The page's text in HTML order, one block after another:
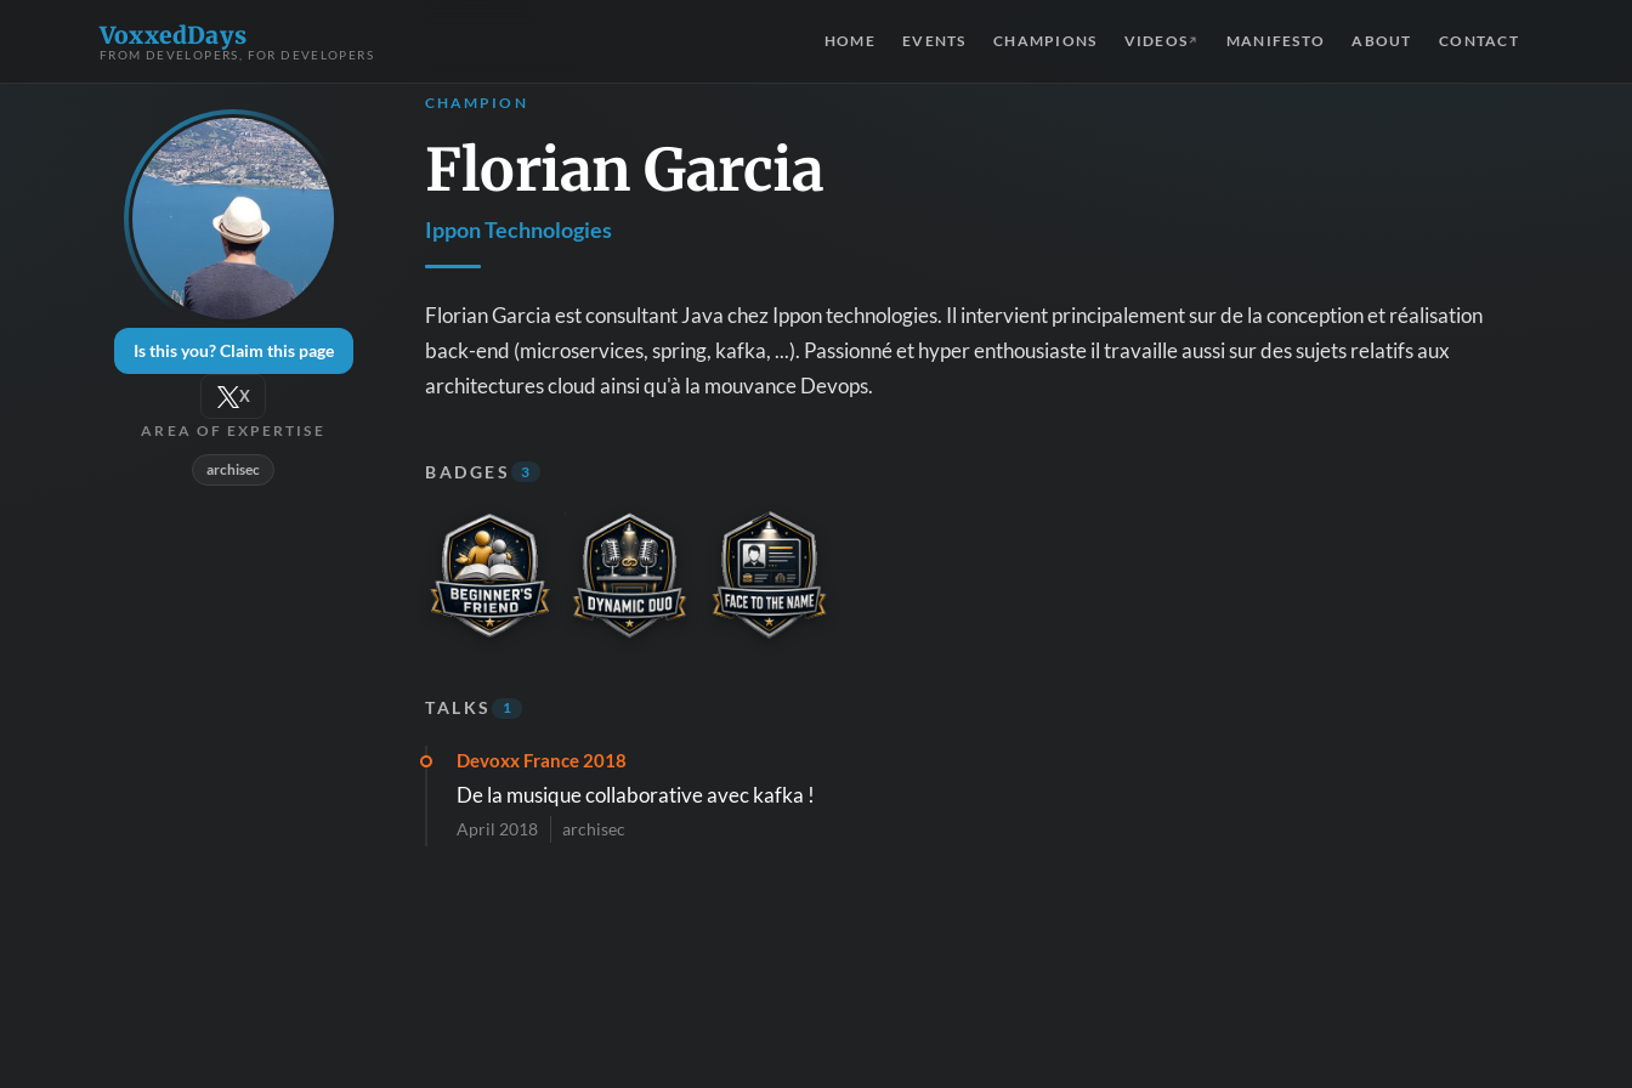
VoxxedDays
FROM DEVELOPERS, FOR DEVELOPERS
HOME EVENTS CHAMPIONS VIDEOS ↗ MANIFESTO ABOUT CONTACT
Is this you? Claim this page
X
AREA OF EXPERTISE
archisec
CHAMPION
Florian Garcia
Ippon Technologies
Florian Garcia est consultant Java chez Ippon technologies. Il intervient principalement sur de la conception et réalisation
back-end (microservices, spring, kafka, ...). Passionné et hyper enthousiaste il travaille aussi sur des sujets relatifs aux
architectures cloud ainsi qu'à la mouvance Devops.
BADGES 3
TALKS 1
Devoxx France 2018
De la musique collaborative avec kafka !
April 2018 archisec